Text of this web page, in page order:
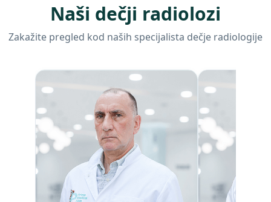
Naši dečji radiolozi
Zakažite pregled kod naših specijalista dečje radiologije